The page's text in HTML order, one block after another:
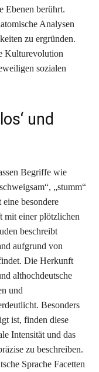
Ebenen berührt.
Analysen
zu ergründen.
Kulturevolution
sozialen
und
Begriffe wie
„stumm“
besondere
mit einer plötzlichen
beschreibt
aufgrund von
Die Herkunft
althochdeutsche
und
Besonders
ist, finden diese
Intensität und das
zu beschreiben.
Sprache Facetten